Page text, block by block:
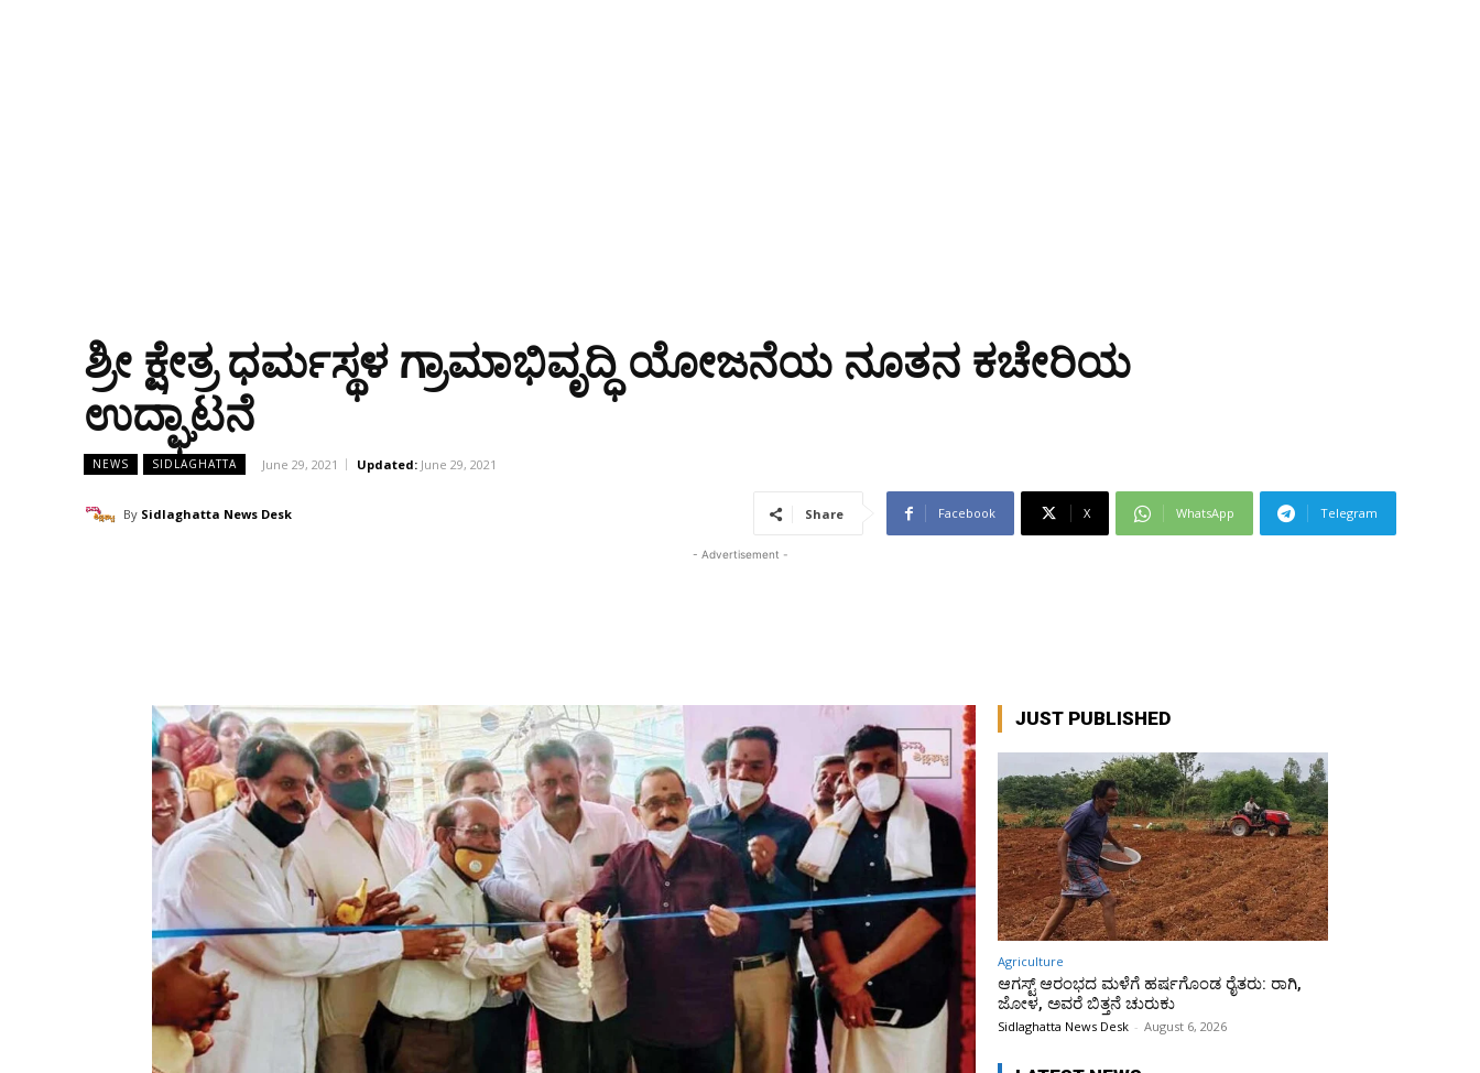
ಶ್ರೀ ಕ್ಷೇತ್ರ ಧರ್ಮಸ್ಥಳ ಗ್ರಾಮಾಭಿವೃದ್ಧಿ ಯೋಜನೆಯ ನೂತನ ಕಚೇರಿಯ
ಉದ್ಘಾಟನೆ
NEWS SIDLAGHATTA June 29, 2021 Updated: June 29, 2021
By Sidlaghatta News Desk Share Facebook X WhatsApp Telegram
- Advertisement -
JUST PUBLISHED
Agriculture
ಆಗಸ್ಟ್ ಆರಂಭದ ಮಳೆಗೆ ಹರ್ಷಗೊಂಡ ರೈತರು: ರಾಗಿ,
ಜೋಳ, ಅವರೆ ಬಿತ್ತನೆ ಚುರುಕು
Sidlaghatta News Desk - August 6, 2026